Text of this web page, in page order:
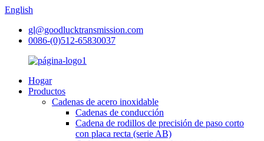
English
gl@goodlucktransmission.com
0086-(0)512-65830037
Hogar
Productos
Cadenas de acero inoxidable
Cadenas de conducción
Cadena de rodillos de precisión de paso corto
con placa recta (serie AB)